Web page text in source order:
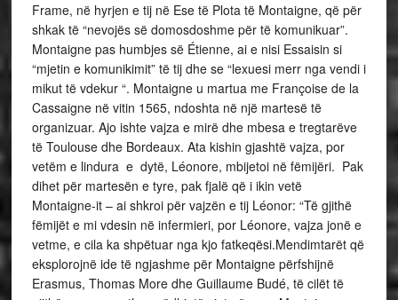
Frame, në hyrjen e tij në Ese të Plota të Montaigne, që për
shkak të “nevojës së domosdoshme për të komunikuar”.
Montaigne pas humbjes së Étienne, ai e nisi Essaisin si
“mjetin e komunikimit” të tij dhe se “lexuesi merr nga vendi i
mikut të vdekur “. Montaigne u martua me Françoise de la
Cassaigne në vitin 1565, ndoshta në një martesë të
organizuar. Ajo ishte vajza e mirë dhe mbesa e tregtarëve
të Toulouse dhe Bordeaux. Ata kishin gjashtë vajza, por
vetëm e lindura e dytë, Léonore, mbijetoi në fëmijëri. Pak
dihet për martesën e tyre, pak fjalë që i ikin vetë
Montaigne-it – ai shkroi për vajzën e tij Léonor: “Të gjithë
fëmijët e mi vdesin në infermieri, por Léonore, vajza jonë e
vetme, e cila ka shpëtuar nga kjo fatkeqësi.Mendimtarët që
eksplorojnë ide të ngjashme për Montaigne përfshijnë
Erasmus, Thomas More dhe Guillaume Budé, të cilët të